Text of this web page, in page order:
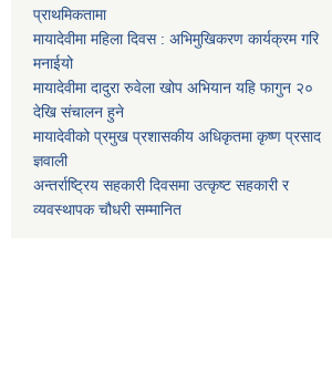
प्राथमिकतामा
मायादेवीमा महिला दिवस : अभिमुखिकरण कार्यक्रम गरि
मनाईयो
मायादेवीमा दादुरा रुवेला खोप अभियान यहि फागुन २०
देखि संचालन हुने
मायादेवीको प्रमुख प्रशासकीय अधिकृतमा कृष्ण प्रसाद
ज्ञवाली
अन्तर्राष्ट्रिय सहकारी दिवसमा उत्कृष्ट सहकारी र
व्यवस्थापक चौधरी सम्मानित